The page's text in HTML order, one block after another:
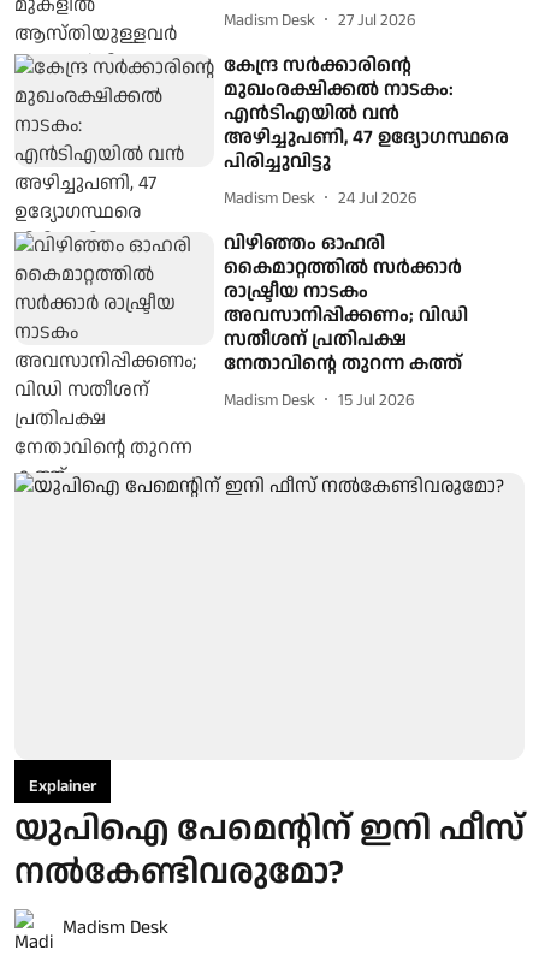
Madism Desk 27 Jul 2026
കേന്ദ്ര സർക്കാരിന്റെ
മുഖംരക്ഷിക്കൽ നാടകം:
എൻടിഎയിൽ വൻ
അഴിച്ചുപണി, 47 ഉദ്യോഗസ്ഥരെ
പിരിച്ചുവിട്ടു
Madism Desk 24 Jul 2026
വിഴിഞ്ഞം ഓഹരി
കൈമാറ്റത്തിൽ സർക്കാർ
രാഷ്ട്രീയ നാടകം
അവസാനിപ്പിക്കണം; വിഡി
സതീശന് പ്രതിപക്ഷ
നേതാവിന്റെ തുറന്ന കത്ത്
Madism Desk 15 Jul 2026
Explainer
യുപിഐ പേമെന്റിന് ഇനി ഫീസ്
നല്‍കേണ്ടിവരുമോ?
Madism Desk